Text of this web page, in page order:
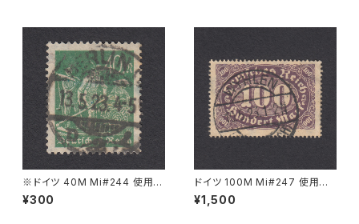
※ドイツ 40M Mi#244 使用済
み切手｜BERLIN 13.5.1923
¥300
ドイツ 100M Mi#247 使用済
み切手｜WYHLEN 10.5.1923
¥1,500